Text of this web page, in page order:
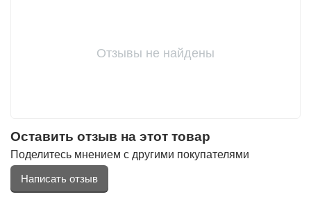
Отзывы не найдены
Оставить отзыв на этот товар
Поделитесь мнением с другими покупателями
Написать отзыв